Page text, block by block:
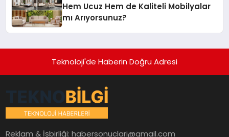
Hem Ucuz Hem de Kaliteli Mobilyalar
mı Arıyorsunuz?
Teknoloji'de Haberin Doğru Adresi
Reklam & İşbirliği:habersonuclari@gmail.com